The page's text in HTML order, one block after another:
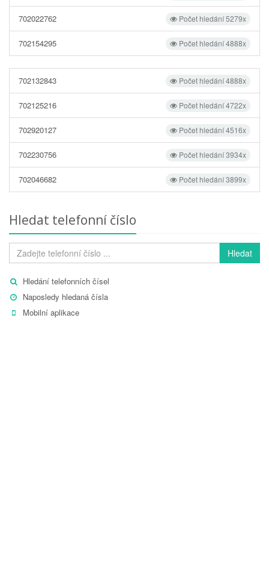
Počet hledání 5279x
702022762
Počet hledání 4888x
702154295
Počet hledání 4888x
702132843
Počet hledání 4722x
702125216
Počet hledání 4516x
702920127
Počet hledání 3934x
702230756
Počet hledání 3899x
702046682
Hledat telefonní číslo
Hledat
Hledání telefonních čísel
Naposledy hledaná čísla
Mobilní aplikace